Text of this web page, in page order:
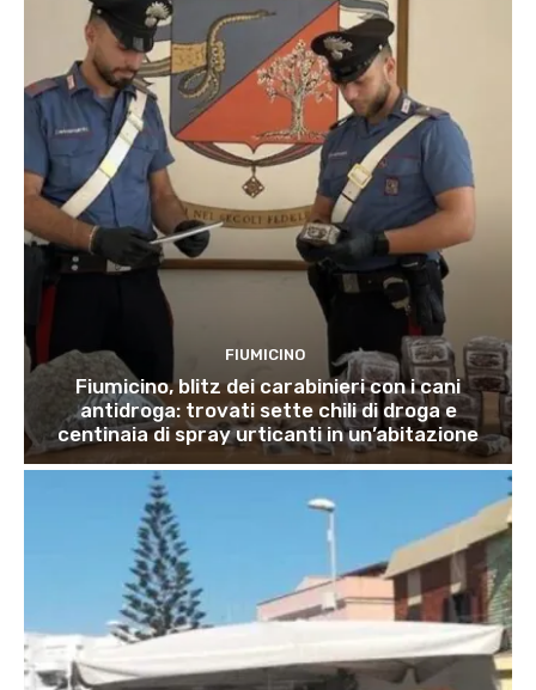
FIUMICINO
Fiumicino, blitz dei carabinieri con i cani
antidroga: trovati sette chili di droga e
centinaia di spray urticanti in un’abitazione